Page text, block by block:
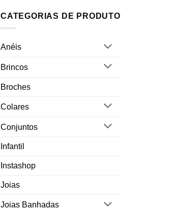
CATEGORIAS DE PRODUTO
Anéis
Brincos
Broches
Colares
Conjuntos
Infantil
Instashop
Joias
Joias Banhadas